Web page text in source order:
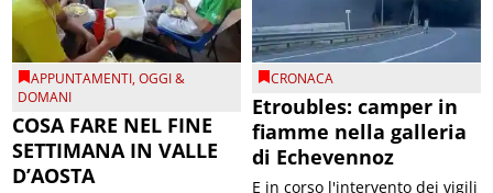
APPUNTAMENTI,OGGI &
DOMANI
COSA FARE NEL FINE
SETTIMANA IN VALLE
D’AOSTA
CRONACA
Etroubles: camper in
fiamme nella galleria
di Echevennoz
E in corso l'intervento dei vigili